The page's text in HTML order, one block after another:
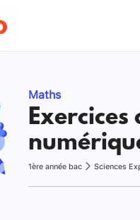
Maths
Exercices
1ère année bac Sciences